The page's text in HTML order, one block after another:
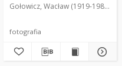
Gołowicz, Wacław (1919-1983). Fot.
fotografia